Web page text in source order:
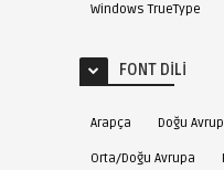
Windows TrueType
FONT DILI
Arapça Doğu
Orta/Doğu Avrupa